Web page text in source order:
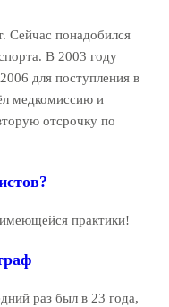
Сейчас понадобился
В 2003 году
для поступления в
медкомиссию и
отсрочку по
практики!
раз был в 23 года,